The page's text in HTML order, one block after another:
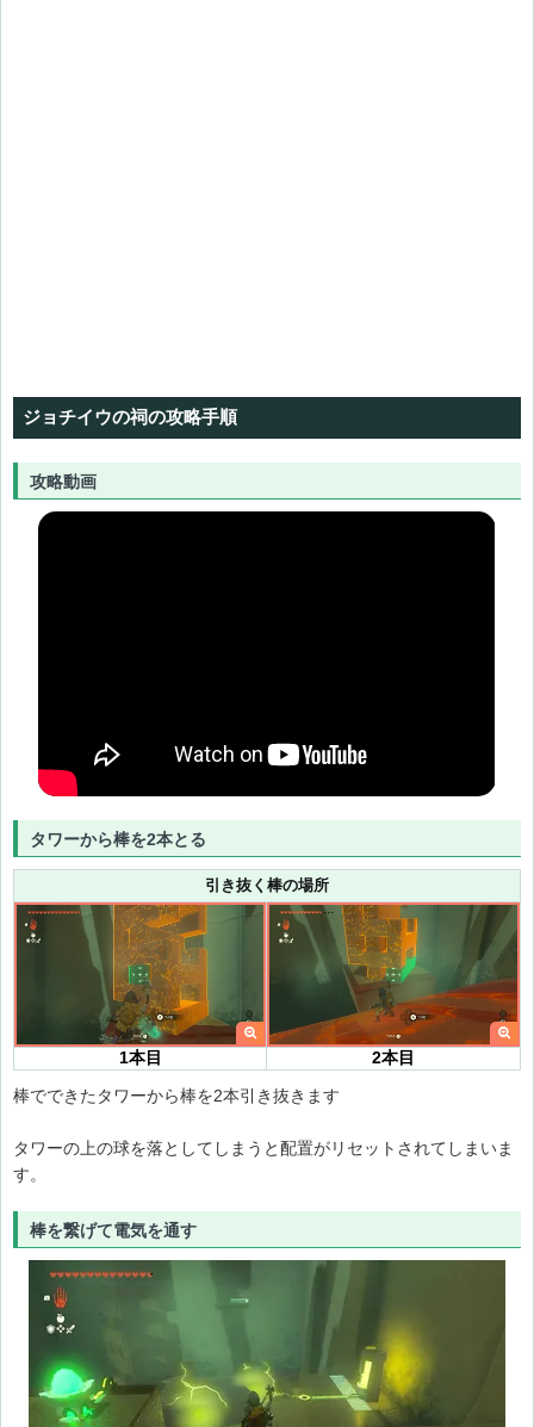
ジカイセンの祠
ール山 鳥望台
ジョチイウの祠の攻略手順
攻略動画
タワーから棒を2本とる
引き抜く棒の場所
1本目
2本目
棒でできたタワーから棒を2本引き抜きます
タワーの上の球を落としてしまうと配置がリセットされてしまいま
す。
棒を繋げて電気を通す